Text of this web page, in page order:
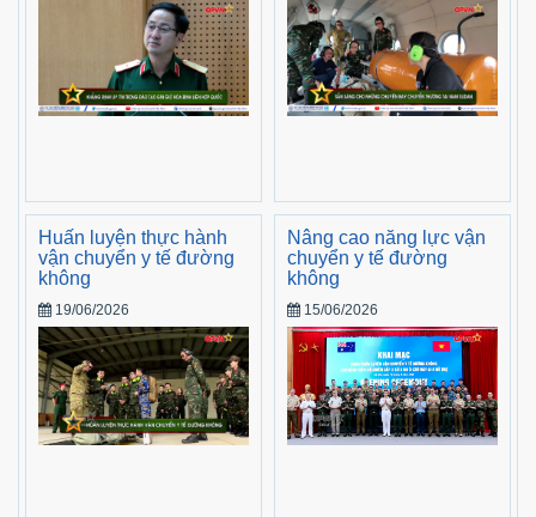
Huấn luyện thực hành
vận chuyển y tế đường
không
19/06/2026
Nâng cao năng lực vận
chuyển y tế đường
không
15/06/2026